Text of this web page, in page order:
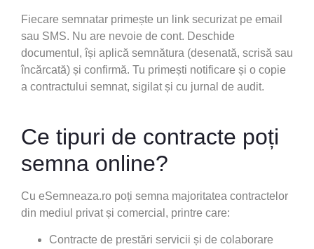
Fiecare semnatar primește un link securizat pe email
sau SMS. Nu are nevoie de cont. Deschide
documentul, își aplică semnătura (desenată, scrisă sau
încărcată) și confirmă. Tu primești notificare și o copie
a contractului semnat, sigilat și cu jurnal de audit.
Ce tipuri de contracte poți
semna online?
Cu eSemneaza.ro poți semna majoritatea contractelor
din mediul privat și comercial, printre care:
Contracte de prestări servicii și de colaborare